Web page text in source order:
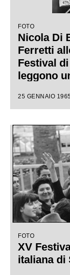
FOTO
Nicola Di
Ferretti
Festival
leggono
canora
25 GENNAIO
FOTO
XV
italiana di